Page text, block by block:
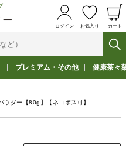
ログイン お気入り カート
プレミアム・その他 健康茶々
ウダー【80g】【ネコポス可】